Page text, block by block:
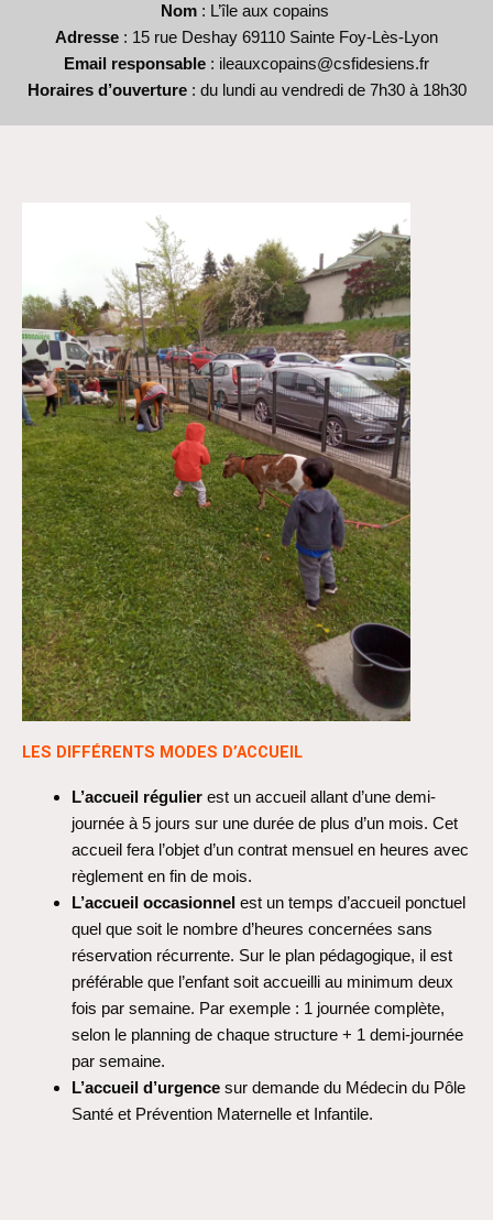
Nom: L’île aux copains
Adresse : 15 rue Deshay 69110 Sainte Foy-Lès-Lyon
Email responsable : ileauxcopains@csfidesiens.fr
Horaires d’ouverture: du lundi au vendredi de 7h30 à 18h30
LES DIFFÉRENTS MODES D’ACCUEIL​
L’accueil régulier est un accueil allant d’une demi-
journée à 5 jours sur une durée de plus d’un mois. Cet
accueil fera l’objet d’un contrat mensuel en heures avec
règlement en fin de mois.
L’accueil occasionnel est un temps d’accueil ponctuel
quel que soit le nombre d’heures concernées sans
réservation récurrente. Sur le plan pédagogique, il est
préférable que l’enfant soit accueilli au minimum deux
fois par semaine. Par exemple : 1 journée complète,
selon le planning de chaque structure + 1 demi-journée
par semaine.
L’accueil d’urgence sur demande du Médecin du Pôle
Santé et Prévention Maternelle et Infantile.